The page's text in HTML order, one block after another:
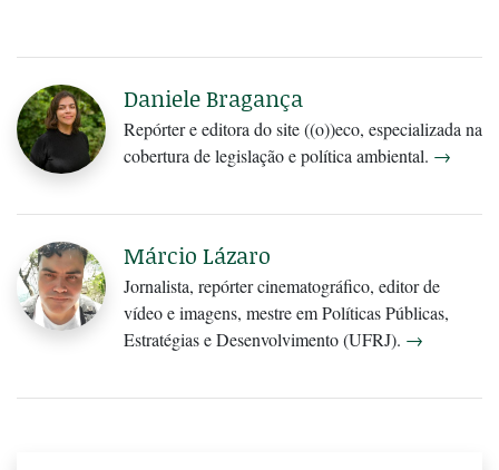
Daniele Bragança
Repórter e editora do site ((o))eco, especializada na
cobertura de legislação e política ambiental. →
Márcio Lázaro
Jornalista, repórter cinematográfico, editor de
vídeo e imagens, mestre em Políticas Públicas,
Estratégias e Desenvolvimento (UFRJ). →